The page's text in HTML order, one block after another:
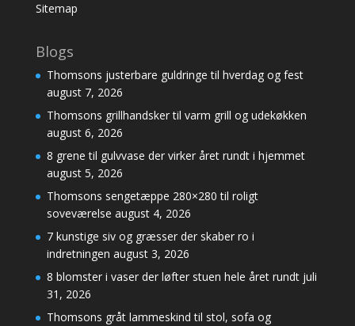
Sitemap
Blogs
Thomsons justerbare guldringe til hverdag og fest
august 7, 2026
Thomsons grillhandsker til varm grill og udekøkken
august 6, 2026
8 grene til gulvvase der virker året rundt i hjemmet
august 5, 2026
Thomsons sengetæppe 280×280 til roligt
soveværelse august 4, 2026
7 kunstige siv og græsser der skaber ro i
indretningen august 3, 2026
8 blomster i vaser der løfter stuen hele året rundt juli
31, 2026
Thomsons gråt lammeskind til stol, sofa og